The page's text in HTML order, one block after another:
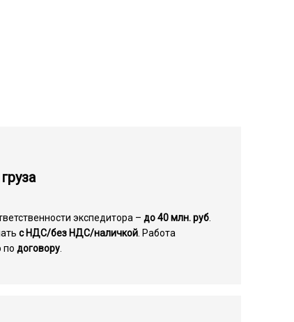
экспедитора –до 40 млн. руб
с НДС/без НДС/наличкой . Работа
подоговору